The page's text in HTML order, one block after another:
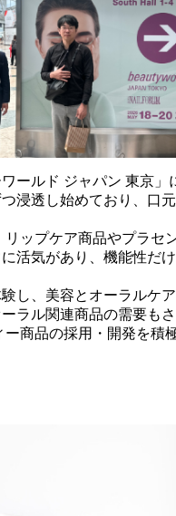
ールド ジャパン 東京」
浸透し始めており、口
ップケア商品やプラセ
活気があり、機能性だ
し、美容とオーラルケ
ラル関連商品の需要も
商品の採用・開発を積